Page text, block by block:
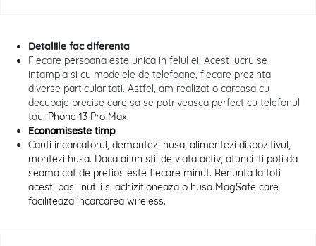
Detaliile fac diferenta
Fiecare persoana este unica in felul ei. Acest lucru se
intampla si cu modelele de telefoane, fiecare prezinta
diverse particularitati. Astfel, am realizat o carcasa cu
decupaje precise care sa se potriveasca perfect cu telefonul
tau iPhone 13 Pro Max.
Economiseste timp
Cauti incarcatorul, demontezi husa, alimentezi dispozitivul,
montezi husa. Daca ai un stil de viata activ, atunci iti poti da
seama cat de pretios este fiecare minut. Renunta la toti
acesti pasi inutili si achizitioneaza o husa MagSafe care
faciliteaza incarcarea wireless.